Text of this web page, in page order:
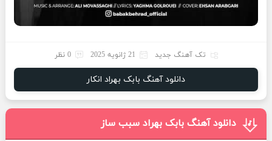
تک آهنگ جدید 21 ژانویه 2025 0 نظر
دانلود آهنگ بابک بهراد انکار
دانلود آهنگ بابک بهراد سبب ساز